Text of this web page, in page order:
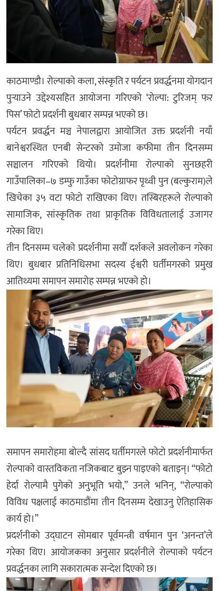
काठमाण्डौ। रोल्पाको कला, संस्कृति र पर्यटन प्रवर्द्धनमा योगदान
पुर्‍याउने उद्देश्यसहित आयोजना गरिएको ‘रोल्पा: टुरिजम् फर
पिस’ फोटो प्रदर्शनी बुधबार सम्पन्न भएको छ।
पर्यटन प्रवर्द्धन मञ्च नेपालद्वारा आयोजित उक्त प्रदर्शनी नयाँ
बानेश्वरस्थित एनबी सेन्टरको उमोजा कफीमा तीन दिनसम्म
सञ्चालन गरिएको थियो। प्रदर्शनीमा रोल्पाको सुनछहरी
गाउँपालिका–७ डम्फु गाउँका फोटोग्राफर पृथ्वी पुन (बल्कुराम)ले
खिचेका ३५ वटा फोटो राखिएका थिए। तस्बिरहरूले रोल्पाको
सामाजिक, सांस्कृतिक तथा प्राकृतिक विविधतालाई उजागर
गरेका थिए।
तीन दिनसम्म चलेको प्रदर्शनीमा सयौँ दर्शकले अवलोकन गरेका
थिए। बुधबार प्रतिनिधिसभा सदस्य ईश्वरी घर्तीमगरको प्रमुख
आतिथ्यमा समापन समारोह सम्पन्न भएको हो।
समापन समारोहमा बोल्दै सांसद घर्तीमगरले फोटो प्रदर्शनीमार्फत
रोल्पाको वास्तविकता नजिकबाट बुझ्न पाइएको बताइन्। “फोटो
हेर्दा रोल्पामै पुगेको अनुभूति भयो,” उनले भनिन्, “रोल्पाको
विविध पक्षलाई काठमाडौंमा तीन दिनसम्म देखाउनु ऐतिहासिक
कार्य हो।”
प्रदर्शनीको उद्घाटन सोमबार पूर्वमन्त्री वर्षमान पुन ‘अनन्त’ले
गरेका थिए। आयोजकका अनुसार प्रदर्शनीले रोल्पाको पर्यटन
प्रवर्द्धनका लागि सकारात्मक सन्देश दिएको छ।